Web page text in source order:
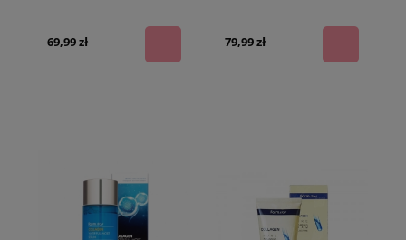
69,99 zł 79,99 zł